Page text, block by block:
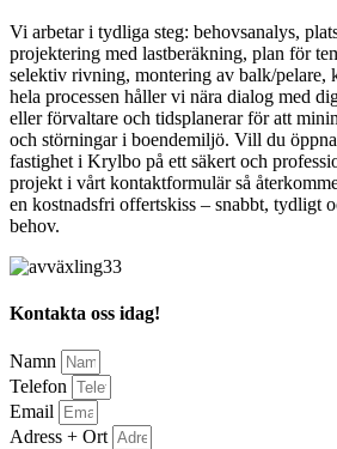
Vi arbetar i tydliga steg: behovsanalys,
projektering med lastberäkning, plan för
selektiv rivning, montering av balk/pelare,
hela processen håller vi nära dialog med
eller förvaltare och tidsplanerar för att
och störningar i boendemiljö. Vill du
fastighet i Krylbo på ett säkert och
projekt i vårt kontaktformulär så
en kostnadsfri offertskiss – snabbt, tydligt
behov.
Kontakta oss idag!
Namn
Telefon
Email
Adress + Ort